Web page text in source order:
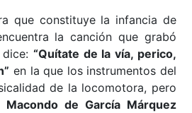
que constituye la infancia de
la canción que grabó
“Quítate de la vía, perico,
en la que los instrumentos del
de la locomotora, pero
Macondo de García Márquez